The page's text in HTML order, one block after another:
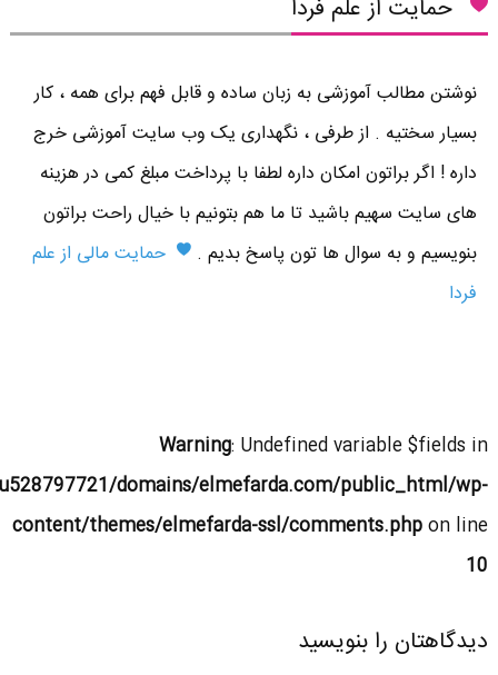
حمایت از علم فردا
نوشتن مطالب آموزشی به زبان ساده و قابل فهم برای همه ، کار
بسیار سختیه . از طرفی ، نگهداری یک وب سایت آموزشی خرج
داره ! اگر براتون امکان داره لطفا با پرداخت مبلغ کمی در هزینه
های سایت سهیم باشید تا ما هم بتونیم با خیال راحت براتون
بنویسیم و به سوال ها تون پاسخ بدیم .
حمایت مالی از علم
فردا
Warning: Undefined variable $fields in
domains/elmefarda.com/public_html/wp-
content/themes/elmefarda-ssl/comments.phpon line
10
دیدگاهتان را بنویسید